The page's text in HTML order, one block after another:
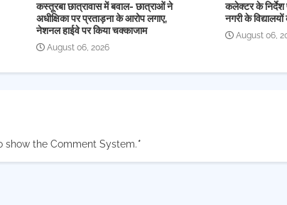
कस्तूरबा छात्रावास में बवाल- छात्राओं ने
अधीक्षिका पर प्रताड़ना के आरोप लगाए,
नेशनल हाईवे पर किया चक्काजाम
August 06, 2026
कलेक्टर के निर्देश
नगरी के
August 06,
show the Comment System.*